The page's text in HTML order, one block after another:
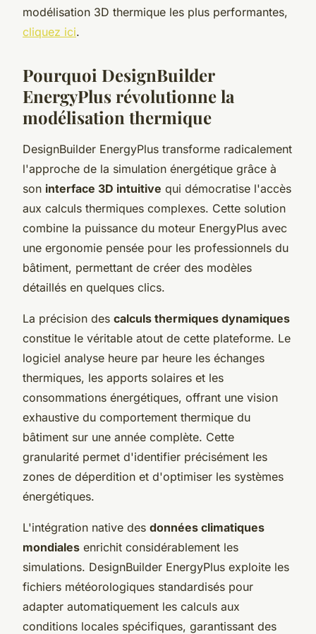
modélisation 3D thermique les plus performantes,
cliquez ici.
Pourquoi DesignBuilder
EnergyPlus révolutionne la
modélisation thermique
DesignBuilder EnergyPlus transforme radicalement
l'approche de la simulation énergétique grâce à
son interface 3D intuitive qui démocratise l'accès
aux calculs thermiques complexes. Cette solution
combine la puissance du moteur EnergyPlus avec
une ergonomie pensée pour les professionnels du
bâtiment, permettant de créer des modèles
détaillés en quelques clics.
La précision des calculs thermiques dynamiques
constitue le véritable atout de cette plateforme. Le
logiciel analyse heure par heure les échanges
thermiques, les apports solaires et les
consommations énergétiques, offrant une vision
exhaustive du comportement thermique du
bâtiment sur une année complète. Cette
granularité permet d'identifier précisément les
zones de déperdition et d'optimiser les systèmes
énergétiques.
L'intégration native des données climatiques
mondiales enrichit considérablement les
simulations. DesignBuilder EnergyPlus exploite les
fichiers météorologiques standardisés pour
adapter automatiquement les calculs aux
conditions locales spécifiques, garantissant des